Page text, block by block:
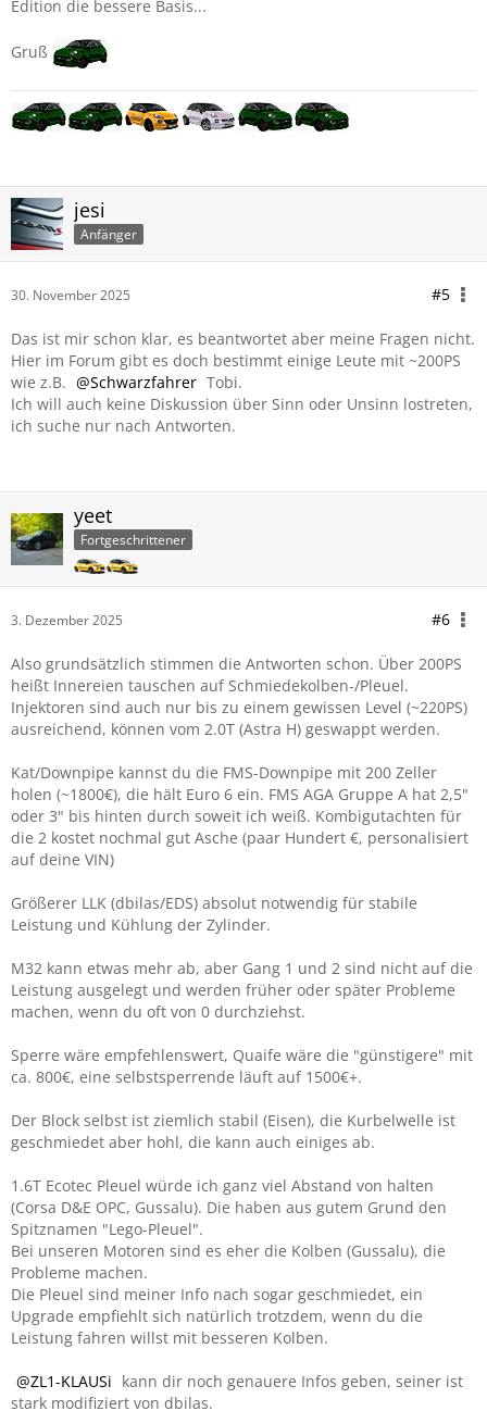
Edition die bessere Basis...
Gruß
jesi
Anfänger
30. November 2025 #5
Das ist mir schon klar, es beantwortet aber meine Fragen nicht.
Hier im Forum gibt es doch bestimmt einige Leute mit ~200PS
wie z.B.
Schwarzfahrer Tobi.
Ich will auch keine Diskussion über Sinn oder Unsinn lostreten,
ich suche nur nach Antworten.
yeet
Fortgeschrittener
3. Dezember 2025 #6
Also grundsätzlich stimmen die Antworten schon. Über 200PS
heißt Innereien tauschen auf Schmiedekolben-/Pleuel.
Injektoren sind auch nur bis zu einem gewissen Level (~220PS)
ausreichend, können vom 2.0T (Astra H) geswappt werden.
Kat/Downpipe kannst du die FMS-Downpipe mit 200 Zeller
holen (~1800€), die hält Euro 6 ein. FMS AGA Gruppe A hat 2,5"
oder 3" bis hinten durch soweit ich weiß. Kombigutachten für
die 2 kostet nochmal gut Asche (paar Hundert €, personalisiert
auf deine VIN)
Größerer LLK (dbilas/EDS) absolut notwendig für stabile
Leistung und Kühlung der Zylinder.
M32 kann etwas mehr ab, aber Gang 1 und 2 sind nicht auf die
Leistung ausgelegt und werden früher oder später Probleme
machen, wenn du oft von 0 durchziehst.
Sperre wäre empfehlenswert, Quaife wäre die "günstigere" mit
ca. 800€, eine selbstsperrende läuft auf 1500€+.
Der Block selbst ist ziemlich stabil (Eisen), die Kurbelwelle ist
geschmiedet aber hohl, die kann auch einiges ab.
1.6T Ecotec Pleuel würde ich ganz viel Abstand von halten
(Corsa D&E OPC, Gussalu). Die haben aus gutem Grund den
Spitznamen "Lego-Pleuel".
Bei unseren Motoren sind es eher die Kolben (Gussalu), die
Probleme machen.
Die Pleuel sind meiner Info nach sogar geschmiedet, ein
Upgrade empfiehlt sich natürlich trotzdem, wenn du die
Leistung fahren willst mit besseren Kolben.
ZL1-KLAUSi kann dir noch genauere Infos geben, seiner ist
stark modifiziert von dbilas.